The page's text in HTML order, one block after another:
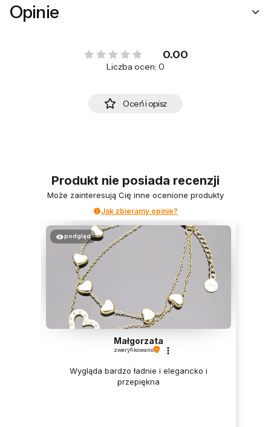
Opinie
0.00
Liczba ocen: 0
Oceń i opisz
Produkt nie posiada recenzji
Może zainteresują Cię inne ocenione produkty
Jak zbieramy opinie?
podgląd
Małgorzata
zweryfikowano
Wygląda bardzo ładnie i elegancko i
przepiękna